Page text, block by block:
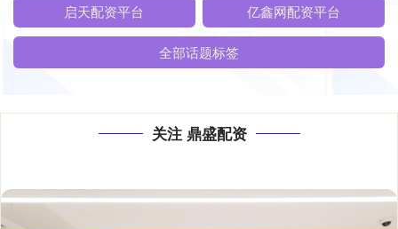
启天配资平台 亿鑫网配资平台
全部话题标签
关注 鼎盛配资